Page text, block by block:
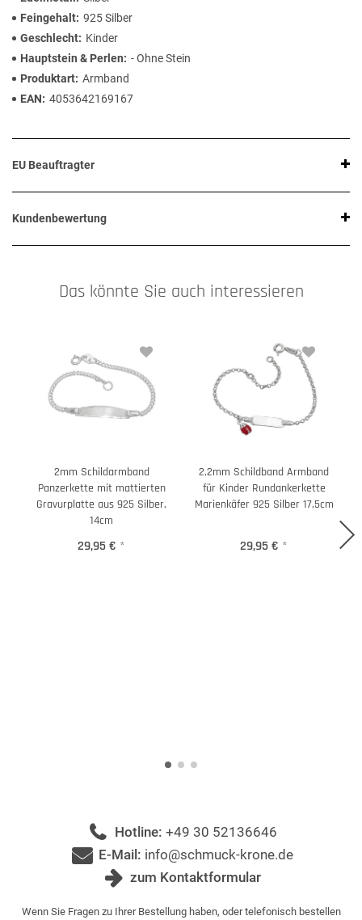
Feingehalt 925 Silber
Geschlecht
Kinder
Hauptstein & Perlen
- Ohne Stein
Produktart Armband
EAN
4053642169167
EU Beauftragter
Kundenbewertung
Das könnte Sie auch interessieren
2mm Schildarmband
Panzerkette mit mattierten
Gravurplatte aus 925 Silber,
14cm
29,95 € *
2,2mm Schildband Armband
für Kinder Rundankerkette
Marienkäfer 925 Silber 17,5cm
29,95 € *
Hotline: +49 30 52136646
E-Mail: info@schmuck-krone.de
zum Kontaktformular
Wenn Sie Fragen zu Ihrer Bestellung haben, oder telefonisch bestellen